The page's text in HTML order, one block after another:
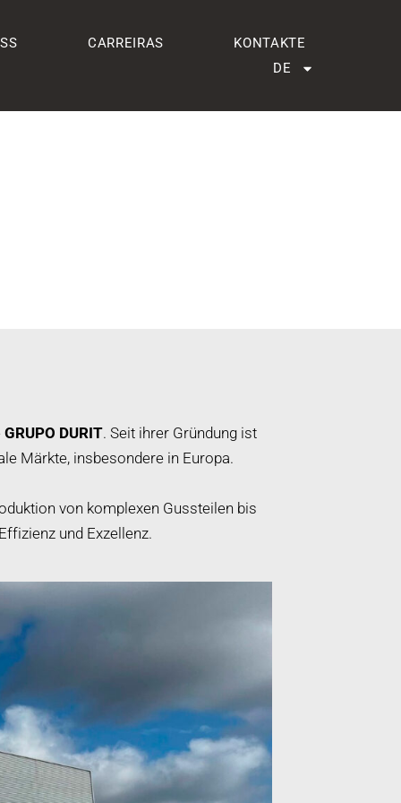
CARREIRAS
KONTAKTE
DE
GRUPO DURIT. Seit ihrer Gründung ist
Märkte, insbesondere in Europa.
von komplexen Gussteilen bis
und Exzellenz.